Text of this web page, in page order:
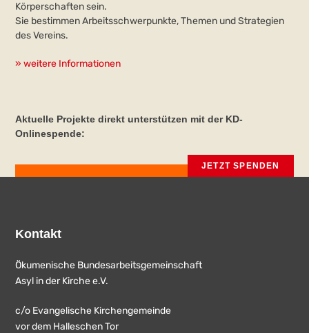
Körperschaften sein.
Sie bestimmen Arbeitsschwerpunkte, Themen und Strategien
des Vereins.
» weitere Informationen
Aktuelle Projekte direkt unterstützen mit der KD-
Onlinespende:
JETZT SPENDEN
Kontakt
Ökumenische Bundesarbeitsgemeinschaft
Asyl in der Kirche e.V.
c/o Evangelische Kirchengemeinde
vor dem Halleschen Tor